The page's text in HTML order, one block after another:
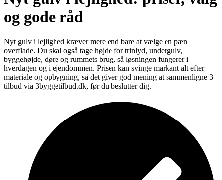
og gode råd
Nyt gulv i lejlighed kræver mere end bare at vælge en pæn
overflade. Du skal også tage højde for trinlyd, undergulv,
byggehøjde, døre og rummets brug, så løsningen fungerer i
hverdagen og i ejendommen. Prisen kan svinge markant alt efter
materiale og opbygning, så det giver god mening at sammenligne 3
tilbud via 3byggetilbud.dk, før du beslutter dig.